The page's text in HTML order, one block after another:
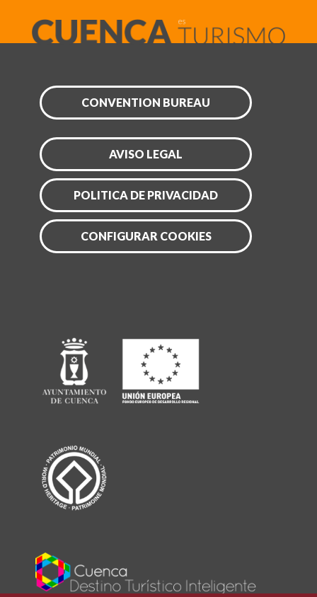
CONVENTION BUREAU
AVISO LEGAL
POLITICA DE PRIVACIDAD
CONFIGURAR COOKIES